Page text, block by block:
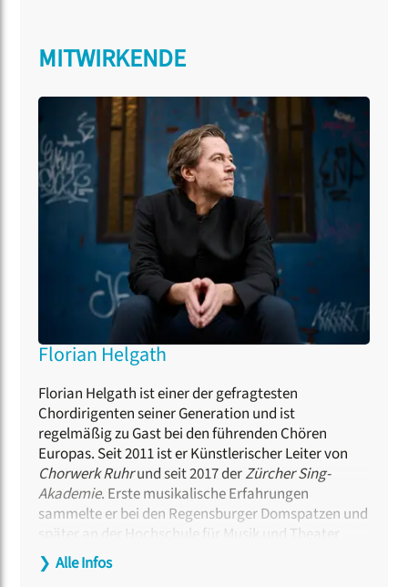
MITWIRKENDE
Florian Helgath
Florian Helgath ist einer der gefragtesten
Chordirigenten seiner Generation und ist
regelmäßig zu Gast bei den führenden Chören
Europas. Seit 2011 ist er Künstlerischer Leiter von
Chorwerk Ruhrund seit 2017 derZürcher Sing-
Akademie. Erste musikalische Erfahrungen
sammelte er bei den Regensburger Domspatzen und
später an der Hochschule für Musik und Theater
München. Zu seinen wichtigsten Lehrern zählen
Michael Gläser, Stefan Parkman und Dan Olof
❯ Alle Infos